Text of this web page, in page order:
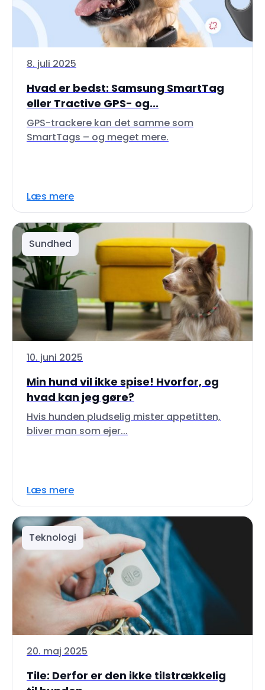
8. juli 2025
Hvad er bedst: Samsung SmartTag
eller Tractive GPS- og...
GPS-trackere kan det samme som
SmartTags – og meget mere.
Læs mere
Sundhed
10. juni 2025
Min hund vil ikke spise! Hvorfor, og
hvad kan jeg gøre?
Hvis hunden pludselig mister appetitten,
bliver man som ejer...
Læs mere
Teknologi
20. maj 2025
Tile: Derfor er den ikke tilstrækkelig